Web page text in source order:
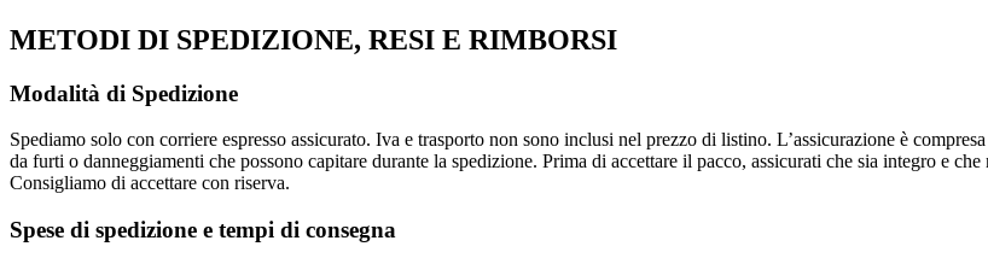
METODI DI SPEDIZIONE, RESI E RIMBORSI
Modalità di Spedizione
Spediamo solo con corriere espresso assicurato. Iva e trasporto non sono inclusi nel prezzo di listino. L’assicurazione è
da furti o danneggiamenti che possono capitare durante la spedizione. Prima di accettare il pacco, assicurati che sia integro e che
Consigliamo di accettare con riserva.
Spese di spedizione e tempi di consegna